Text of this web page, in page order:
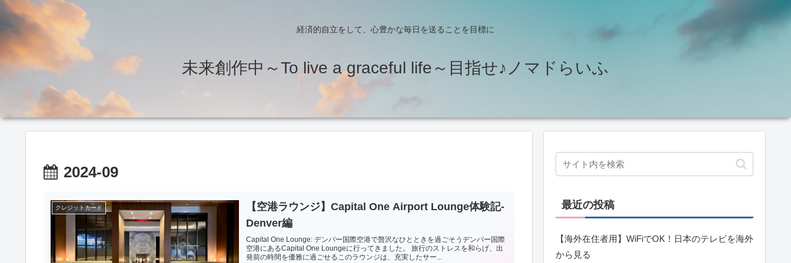
経済的自立をして、心豊かな毎日を送ることを目標に
未来創作中～To live a graceful life～目指せ♪ノマドらいふ
2024-09
クレジットカード
【空港ラウンジ】Capital One Airport Lounge体験記‐
Denver編
Capital One Lounge: デンバー国際空港で贅沢なひとときを過ごそうデンバー国際
空港にあるCapital One Loungeに行ってきました。 旅行のストレスを和らげ、出
発前の時間を優雅に過ごせるこのラウンジは、充実したサー...
最近の投稿
【海外在住者用】WiFiでOK！日本のテレビを海外
から見る